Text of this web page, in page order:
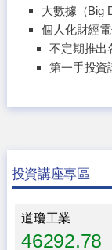
大數據（Big
個人化財經
不定期推出
第一手投資
投資講座專區
道瓊工業
46292.78